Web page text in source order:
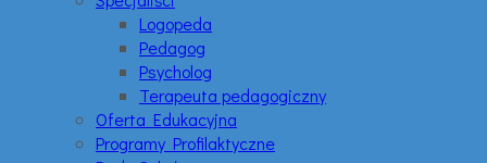
Logopeda
Pedagog
Psycholog
Terapeuta pedagogiczny
Oferta Edukacyjna
Programy Profilaktyczne